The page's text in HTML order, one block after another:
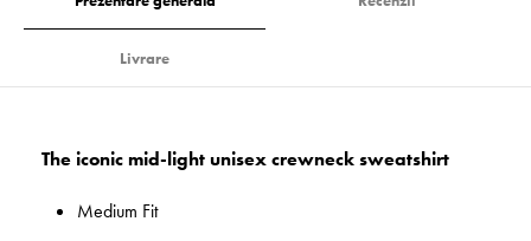
Livrare
The iconic mid-light unisex crewneck sweatshirt
Medium Fit